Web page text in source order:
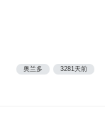
奥兰多 3281天前